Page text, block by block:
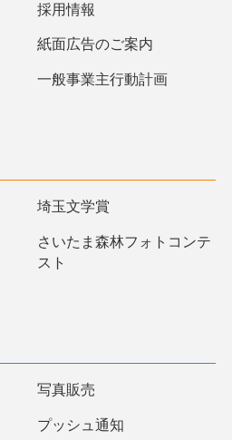
採用情報
紙面広告のご案内
一般事業主行動計画
埼玉文学賞
さいたま森林フォトコンテ
スト
写真販売
プッシュ通知